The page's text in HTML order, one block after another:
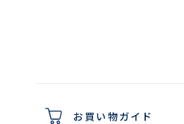
お買い物ガイド